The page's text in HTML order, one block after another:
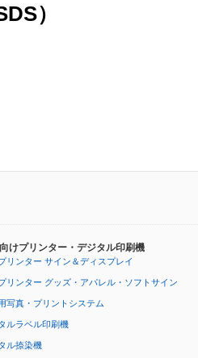
）
けプリンター・デジタル印刷機
リンター サイン＆ディスプレイ
リンター グッズ・アパレル・ソフトサイン
写真・プリントシステム
ルラベル印刷機
ル捺染機